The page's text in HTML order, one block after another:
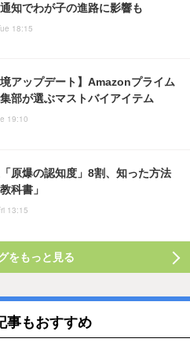
知でわが子の進路に影響も
18:15
境アップデート】Amazonプライム
部が選ぶマストバイアイテム
19:10
原爆の認知度」8割、知った方法
科書」
13:15
をもっと見る
事もおすすめ